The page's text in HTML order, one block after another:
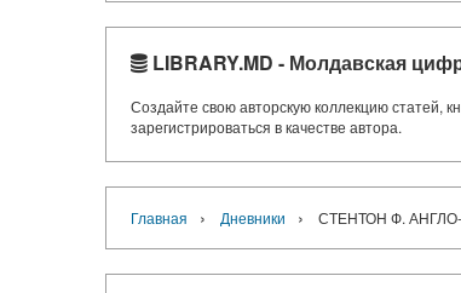
LIBRARY.MD - Молдавская
Создайте свою авторскую коллекцию статей,
зарегистрироваться в качестве автора.
Главная › Дневники › СТЕНТОН Ф.